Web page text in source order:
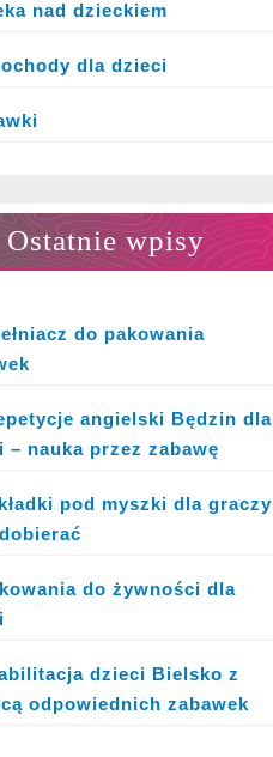
nad dzieckiem
dla dzieci
Ostatnie wpisy
do pakowania
angielski Będzin dla
– nauka przez zabawę
pod myszki dla graczy
do żywności dla
dzieci Bielsko z
odpowiednich zabawek